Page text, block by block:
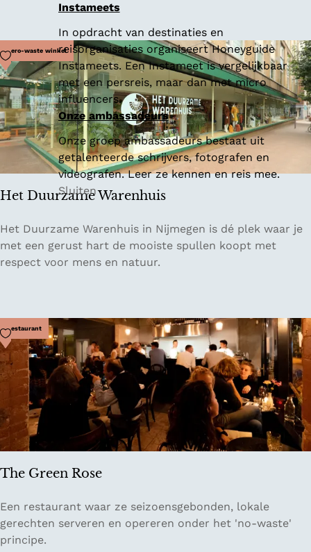
Instameets
In opdracht van destinaties en
reisorganisaties organiseert Honeyguide
Instameets. Een Instameet is vergelijkbaar
met een persreis, maar dan met micro
influencers.
Onze ambassadeurs
Onze groep ambassadeurs bestaat uit
getalenteerde schrijvers, fotografen en
videografen. Leer ze kennen en reis mee.
Sluiten
e
i
m
B
a
d
e
Het Duurzame Warenhuis
H
e
t
r
z
a
m
W
a
r
n
u
i
s
Zero-waste winkel
Voeg toe als favoriet
Het Duurzame Warenhuis in Nijmegen is dé plek waar je
met een gerust hart de mooiste spullen koopt met
respect voor mens en natuur.
The Green Rose
T
h
e
Restaurant
Voeg toe als favoriet
Een restaurant waar ze seizoensgebonden, lokale
gerechten serveren en opereren onder het 'no-waste'
principe.